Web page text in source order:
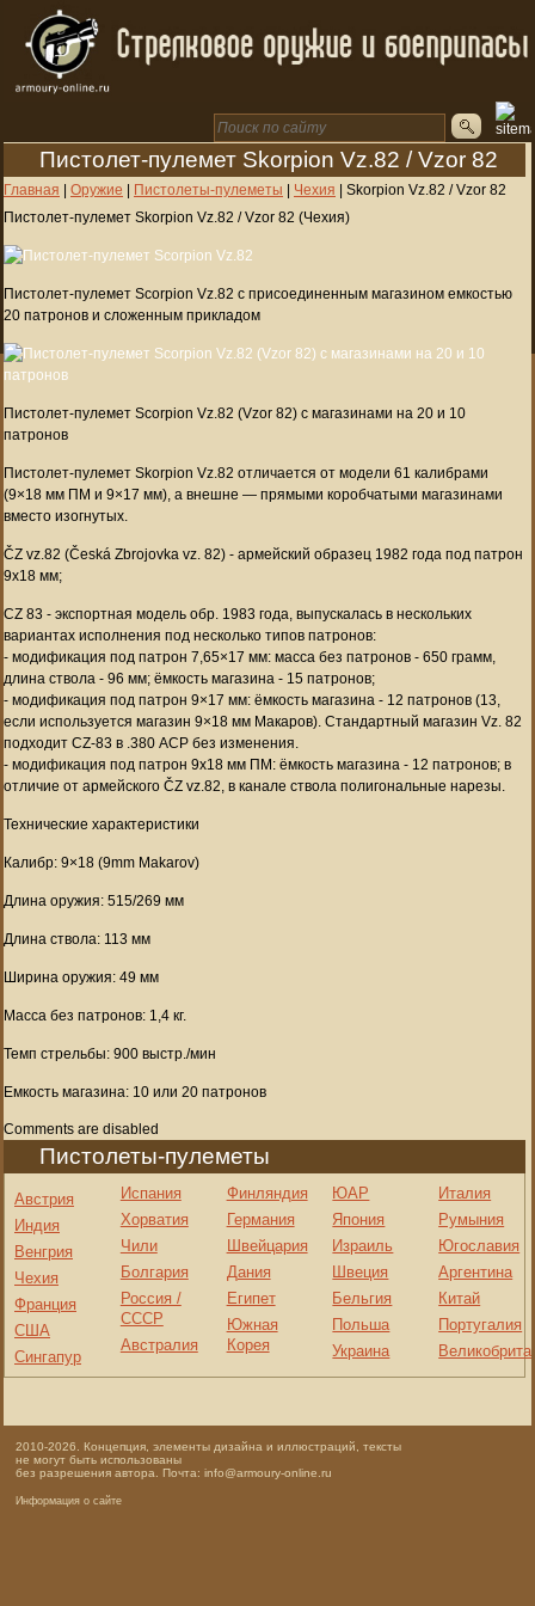
Пистолет-пулемет Skorpion Vz.82 / Vzor 82
Главная | Оружие | Пистолеты-пулеметы | Чехия | Skorpion Vz.82 / Vzor 82
Пистолет-пулемет Skorpion Vz.82 / Vzor 82 (Чехия)
Пистолет-пулемет Scorpion Vz.82 с присоединенным магазином емкостью
20 патронов и сложенным прикладом
Пистолет-пулемет Scorpion Vz.82 (Vzor 82) с магазинами на 20 и 10
патронов
Пистолет-пулемет Skorpion Vz.82 отличается от модели 61 калибрами
(9×18 мм ПМ и 9×17 мм), а внешне — прямыми коробчатыми магазинами
вместо изогнутых.
ČZ vz.82 (Česká Zbrojovka vz. 82) - армейский образец 1982 года под патрон
9х18 мм;
CZ 83 - экспортная модель обр. 1983 года, выпускалась в нескольких
вариантах исполнения под несколько типов патронов:
- модификация под патрон 7,65×17 мм: масса без патронов - 650 грамм,
длина ствола - 96 мм; ёмкость магазина - 15 патронов;
- модификация под патрон 9×17 мм: ёмкость магазина - 12 патронов (13,
если используется магазин 9×18 мм Макаров). Стандартный магазин Vz. 82
подходит CZ-83 в .380 ACP без изменения.
- модификация под патрон 9х18 мм ПМ: ёмкость магазина - 12 патронов; в
отличие от армейского ČZ vz.82, в канале ствола полигональные нарезы.
Технические характеристики
Калибр: 9×18 (9mm Makarov)
Длина оружия: 515/269 мм
Длина ствола: 113 мм
Ширина оружия: 49 мм
Масса без патронов: 1,4 кг.
Темп стрельбы: 900 выстр./мин
Емкость магазина: 10 или 20 патронов
Comments are disabled
Пистолеты-пулеметы
Австрия
Индия
Венгрия
Чехия
Франция
США
Сингапур
Испания
Хорватия
Чили
Болгария
Россия /
СССР
Австралия
Финляндия
Германия
Швейцария
Дания
Египет
Южная
Корея
ЮАР
Япония
Израиль
Швеция
Бельгия
Польша
Украина
Италия
Румыния
Югославия
Аргентина
Китай
Португалия
2010-2026. Концепция, элементы дизайна и иллюстраций, тексты
не могут быть использованы
без разрешения автора. Почта: info@armoury-online.ru
Информация о сайте